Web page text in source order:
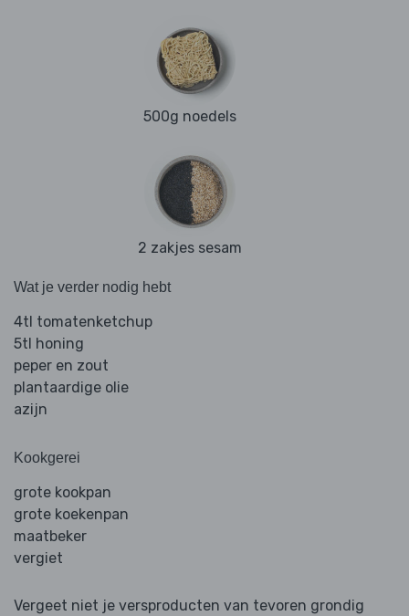
500g noedels
2 zakjes sesam
Wat je verder nodig hebt
4tl tomatenketchup
5tl honing
peper en zout
plantaardige olie
azijn
Kookgerei
grote kookpan
grote koekenpan
maatbeker
vergiet
Vergeet niet je versproducten van tevoren grondig